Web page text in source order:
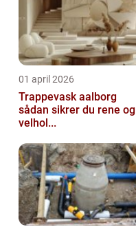
01 april 2026
Trappevask aalborg
sådan sikrer du rene og
velhol...